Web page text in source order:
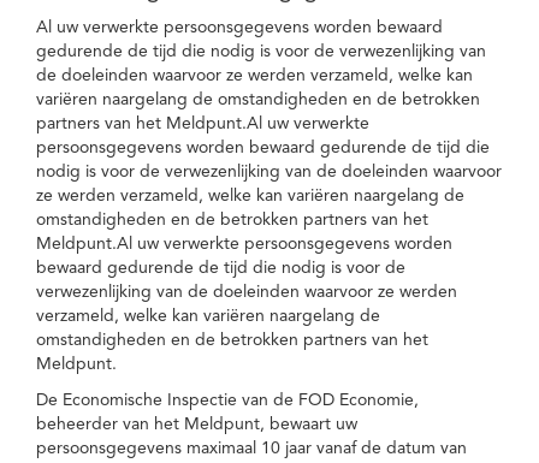
Al uw verwerkte persoonsgegevens worden bewaard
gedurende de tijd die nodig is voor de verwezenlijking van
de doeleinden waarvoor ze werden verzameld, welke kan
variëren naargelang de omstandigheden en de betrokken
partners van het Meldpunt.Al uw verwerkte
persoonsgegevens worden bewaard gedurende de tijd die
nodig is voor de verwezenlijking van de doeleinden waarvoor
ze werden verzameld, welke kan variëren naargelang de
omstandigheden en de betrokken partners van het
Meldpunt.Al uw verwerkte persoonsgegevens worden
bewaard gedurende de tijd die nodig is voor de
verwezenlijking van de doeleinden waarvoor ze werden
verzameld, welke kan variëren naargelang de
omstandigheden en de betrokken partners van het
Meldpunt.
De Economische Inspectie van de FOD Economie,
beheerder van het Meldpunt, bewaart uw
persoonsgegevens maximaal 10 jaar vanaf de datum van